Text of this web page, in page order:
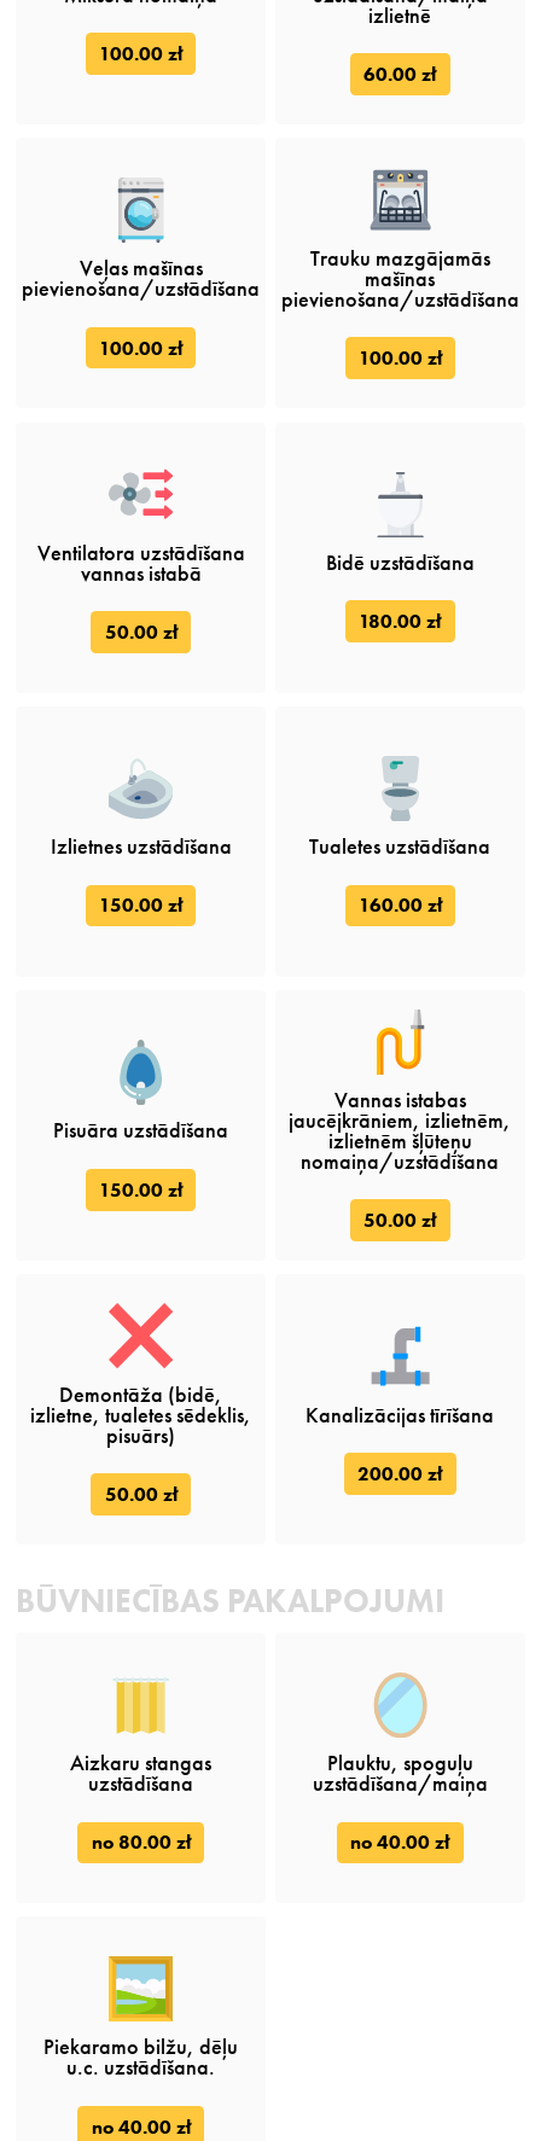
100.00 zł
izlietnē
60.00 zł
Veļas mašīnas
pievienošana/uzstādīšana
100.00 zł
Trauku mazgājamās
mašīnas
pievienošana/uzstādīšana
100.00 zł
Ventilatora uzstādīšana
vannas istabā
50.00 zł
Bidē uzstādīšana
180.00 zł
Izlietnes uzstādīšana
150.00 zł
Tualetes uzstādīšana
160.00 zł
Pisuāra uzstādīšana
150.00 zł
Vannas istabas
jaucējkrāniem, izlietnēm,
izlietnēm šļūteņu
nomaiņa/uzstādīšana
50.00 zł
Demontāža (bidē,
izlietne, tualetes sēdeklis,
pisuārs)
50.00 zł
Kanalizācijas tīrīšana
200.00 zł
BŪVNIECĪBAS PAKALPOJUMI
Aizkaru stangas
uzstādīšana
no 80.00 zł
Plauktu, spoguļu
uzstādīšana/maiņa
no 40.00 zł
Piekaramo bilžu, dēļu
u.c. uzstādīšana.
no 40.00 zł